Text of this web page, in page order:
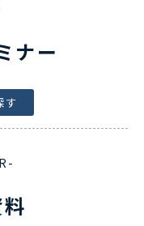
ナー
す